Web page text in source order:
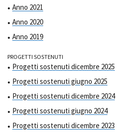
Anno 2021
Anno 2020
Anno 2019
PROGETTI SOSTENUTI
Progetti sostenuti dicembre 2025
Progetti sostenuti giugno 2025
Progetti sostenuti dicembre 2024
Progetti sostenuti giugno 2024
Progetti sostenuti dicembre 2023